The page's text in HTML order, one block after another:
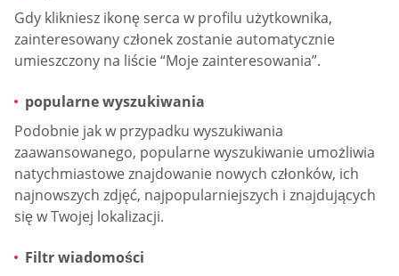
Gdy klikniesz ikonę serca w profilu użytkownika,
zainteresowany członek zostanie automatycznie
umieszczony na liście “Moje zainteresowania”.
popularne wyszukiwania
Podobnie jak w przypadku wyszukiwania
zaawansowanego, popularne wyszukiwanie umożliwia
natychmiastowe znajdowanie nowych członków, ich
najnowszych zdjęć, najpopularniejszych i znajdujących
się w Twojej lokalizacji.
Filtr wiadomości